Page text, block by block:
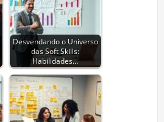
Desvendando o Universo
das Soft Skills:
Habilidades…